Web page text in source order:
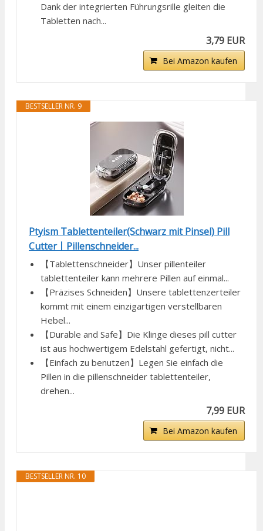
Dank der integrierten Führungsrille gleiten die
Tabletten nach...
3,79 EUR
Bei Amazon kaufen
BESTSELLER NR. 9
Ptyism Tablettenteiler(Schwarz mit Pinsel) Pill
Cutter丨Pillenschneider...
【Tablettenschneider】Unser pillenteiler
tablettenteiler kann mehrere Pillen auf einmal...
【Präzises Schneiden】Unsere tablettenzerteiler
kommt mit einem einzigartigen verstellbaren
Hebel...
【Durable and Safe】Die Klinge dieses pill cutter
ist aus hochwertigem Edelstahl gefertigt, nicht...
【Einfach zu benutzen】Legen Sie einfach die
Pillen in die pillenschneider tablettenteiler,
drehen...
7,99 EUR
Bei Amazon kaufen
BESTSELLER NR. 10